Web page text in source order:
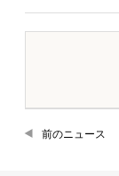
前のニュース